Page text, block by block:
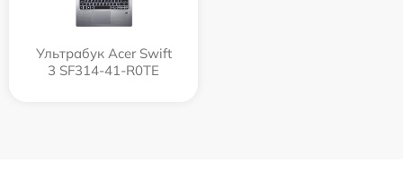
Ультрабук Acer Swift
3 SF314-41-R0TE